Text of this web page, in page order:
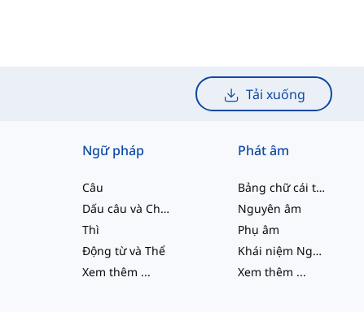
Tải xuống
Ngữ pháp
Câu
Dấu câu và Chính tả
Thì
Động từ và Thể
Xem thêm ...
Phát âm
Bảng chữ cái tiếng Anh
Nguyên âm
Phụ âm
Khái niệm Ngữ âm học
Xem thêm ...